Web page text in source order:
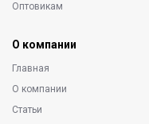
Оптовикам
О компании
Главная
О компании
Статьи